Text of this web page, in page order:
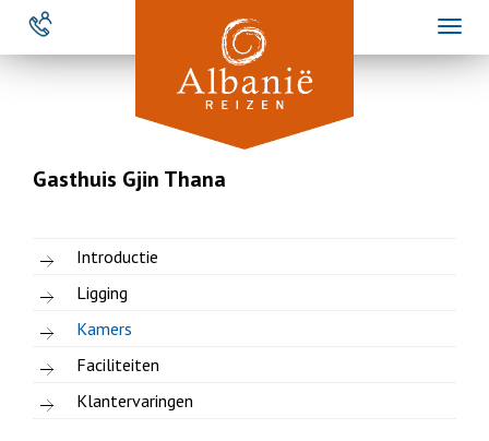
Overslaan
naar
Gasthuis Gjin Thana
Introductie
Ligging
Kamers
Faciliteiten
Klantervaringen